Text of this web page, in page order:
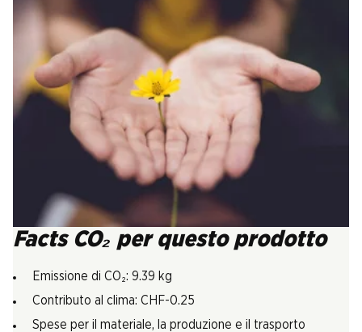
Facts CO₂ per questo prodotto
Emissione di CO₂: 9.39 kg
Contributo al clima: CHF-0.25
Spese per il materiale, la produzione e il trasporto